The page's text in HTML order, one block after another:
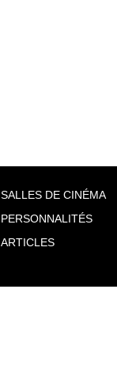
SALLES DE CINÉMA
PERSONNALITÉS
ARTICLES